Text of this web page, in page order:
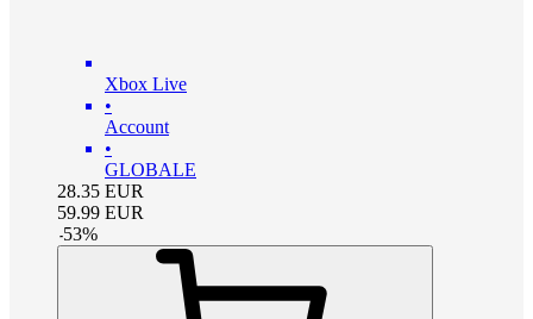
Xbox Live
•
Account
•
GLOBALE
28.35 EUR
59.99 EUR
-53%